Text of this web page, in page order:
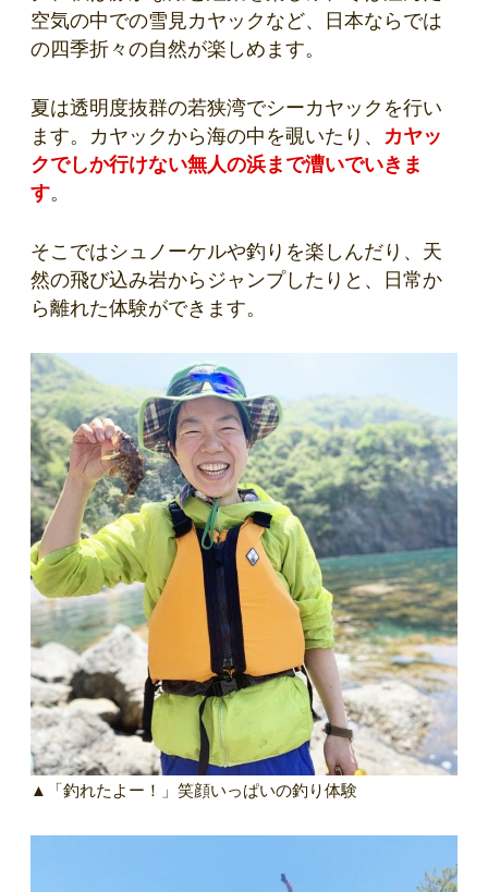
空気の中での雪見カヤックなど、日本ならでは
の四季折々の自然が楽しめます。
夏は透明度抜群の若狭湾でシーカヤックを行い
ます。カヤックから海の中を覗いたり、 カヤッ
クでしか行けない無人の浜まで漕いでいきま
す。
そこではシュノーケルや釣りを楽しんだり、天
然の飛び込み岩からジャンプしたりと、日常か
ら離れた体験ができます。
▲「釣れたよー！」笑顔いっぱいの釣り体験